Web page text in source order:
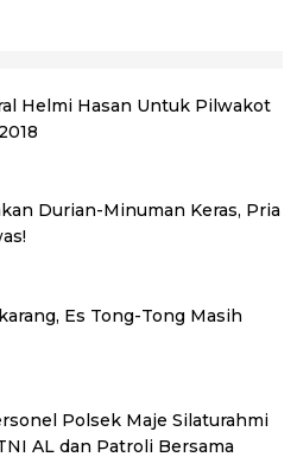
Helmi Hasan Untuk Pilwakot
Durian-Minuman Keras, Pria
Es Tong-Tong Masih
Polsek Maje Silaturahmi
AL dan Patroli Bersama